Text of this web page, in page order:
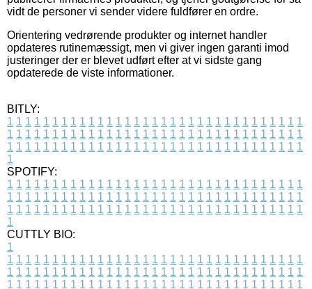
vidt de personer vi sender videre fuldfører en ordre.
Orientering vedrørende produkter og internet handler
opdateres rutinemæssigt, men vi giver ingen garanti imod
justeringer der er blevet udført efter at vi sidste gang
opdaterede de viste informationer.
BITLY:
1 1 1 1 1 1 1 1 1 1 1 1 1 1 1 1 1 1 1 1 1 1 1 1 1 1 1 1 1 1 1 1 1
1 1 1 1 1 1 1 1 1 1 1 1 1 1 1 1 1 1 1 1 1 1 1 1 1 1 1 1 1 1 1 1 1
1 1 1 1 1 1 1 1 1 1 1 1 1 1 1 1 1 1 1 1 1 1 1 1 1 1 1 1 1 1 1 1 1
1
SPOTIFY:
1 1 1 1 1 1 1 1 1 1 1 1 1 1 1 1 1 1 1 1 1 1 1 1 1 1 1 1 1 1 1 1 1
1 1 1 1 1 1 1 1 1 1 1 1 1 1 1 1 1 1 1 1 1 1 1 1 1 1 1 1 1 1 1 1 1
1 1 1 1 1 1 1 1 1 1 1 1 1 1 1 1 1 1 1 1 1 1 1 1 1 1 1 1 1 1 1 1 1
1
CUTTLY BIO:
1
1 1 1 1 1 1 1 1 1 1 1 1 1 1 1 1 1 1 1 1 1 1 1 1 1 1 1 1 1 1 1 1 1
1 1 1 1 1 1 1 1 1 1 1 1 1 1 1 1 1 1 1 1 1 1 1 1 1 1 1 1 1 1 1 1 1
1 1 1 1 1 1 1 1 1 1 1 1 1 1 1 1 1 1 1 1 1 1 1 1 1 1 1 1 1 1 1 1 1